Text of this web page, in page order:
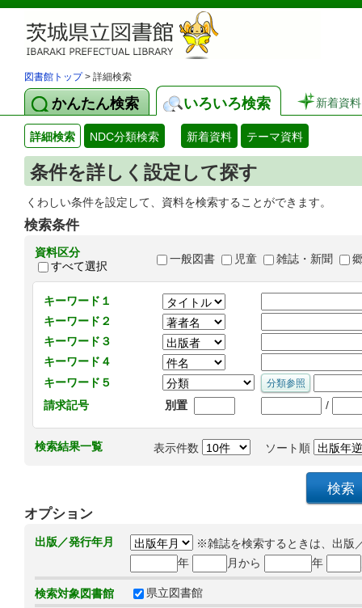
図書館トップ> 詳細検索
かんたん検索 いろいろ検索 新着資料
詳細検索 NDC分類検索 新着資料 テーマ資料
条件を詳しく設定して探す
くわしい条件を設定して、資料を検索することができます。
検索条件
資料区分
すべて選択
一般図書 児童 雑誌・新聞
キーワード１
キーワード２
キーワード３
キーワード４
キーワード５
請求記号
別置 /
検索結果一覧 表示件数 ソート順
オプション
出版／発行年月
※雑誌を検索するときは、出版
年
月から 年
検索対象図書館 県立図書館